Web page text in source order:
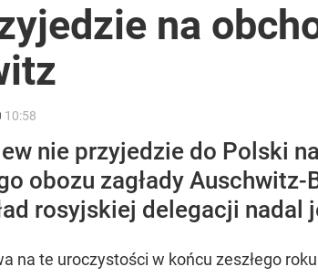
Schnepf
CPN
na
10:58
nie przyjedzie do Polski
obozu zagłady
rosyjskiej delegacji nadal
na te uroczystości w końcu zeszłego